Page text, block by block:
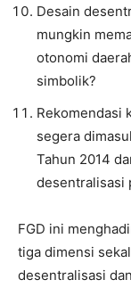
Desain
mungkin
otonomi
simbolik?
Rekomendasi
segera
Tahun 2014
desentralisasi
FGD ini
tiga dimensi
desentralisasi